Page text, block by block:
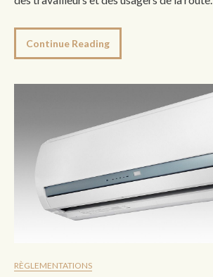
Continue Reading
RÈGLEMENTATIONS